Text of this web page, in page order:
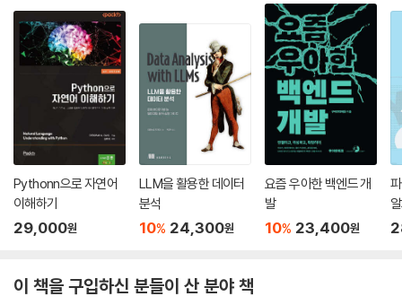
___5.2.5 에이전트 모듈 개요
___5.2.6 강화학습 학습기 모듈 개요
___5.2.7 신경망 모듈개요
___5.2.8 가시화 모듈개요
___5.2.9 학습기 모듈 개요
___5.2.10 실행 모듈 개요
___5.2.11 기타 모듈
5.3 환경 모듈 개발
___5.3.1 환경 모듈의 주요 속성과 함수
___5.3.2 코드 조각: 환경 클래스
5.4 에이전트 모듈 개발
___5.4.3 코드 조각 2: 에이전트 클래스의 생성자
Pythonn으로 자연어
이해하기
29,000원
LLM을 활용한 데이터
분석
10% 24,300원
요즘 우아한 백엔드 개
발
10% 23,400원
이 책을 구입하신 분들이 산 분야 책